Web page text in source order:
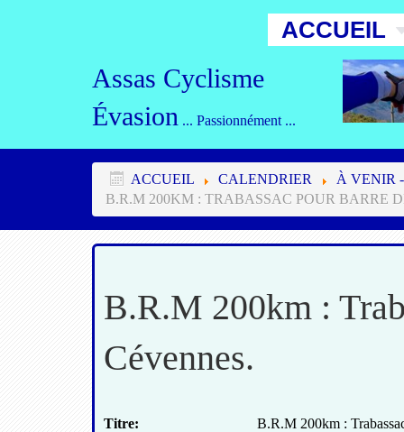
ACCUEIL
Assas Cyclisme
Évasion ... Passionnément ...
ACCUEIL CALENDRIER
À VENIR
B.R.M 200KM : TRABASSAC POUR BARRE
B.R.M 200km :
Cévennes.
Titre:
B.R.M 200km :